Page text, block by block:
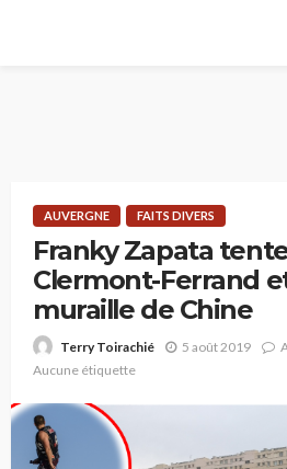
AUVERGNE FAITS DIVERS
Franky Zapata
Clermont-Ferrand
muraille de Chine
Terry Toirachié 5 août 2019
Aucune étiquette